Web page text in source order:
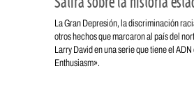
La Gran Depresión, la discriminación
otros hechos que marcaron al país del
Larry David en una serie que tiene el ADN
Enthusiasm».